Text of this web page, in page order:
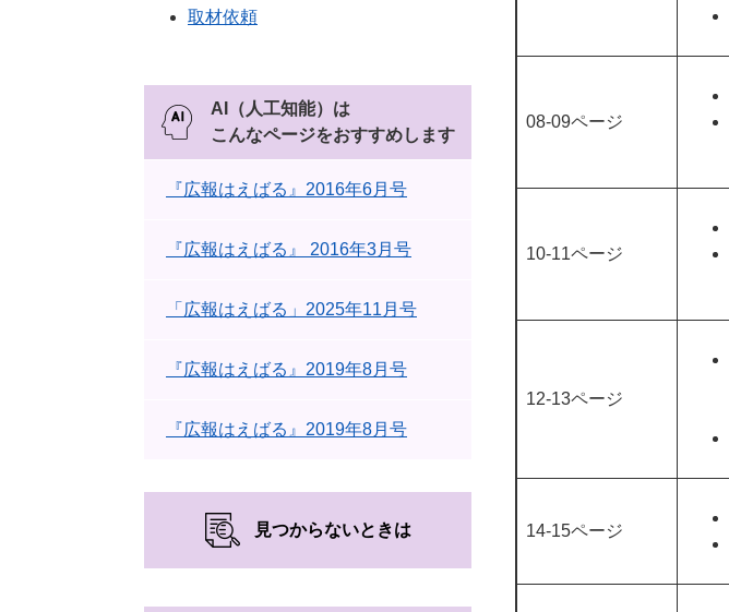
08-09ページ
10-11ページ
12-13ページ
14-15ページ
取材依頼
AI（人工知能）は
こんなページをおすすめします
『広報はえばる』2016年6月号
『広報はえばる』 2016年3月号
「広報はえばる」2025年11月号
『広報はえばる』2019年8月号
『広報はえばる』2019年8月号
見つからないときは